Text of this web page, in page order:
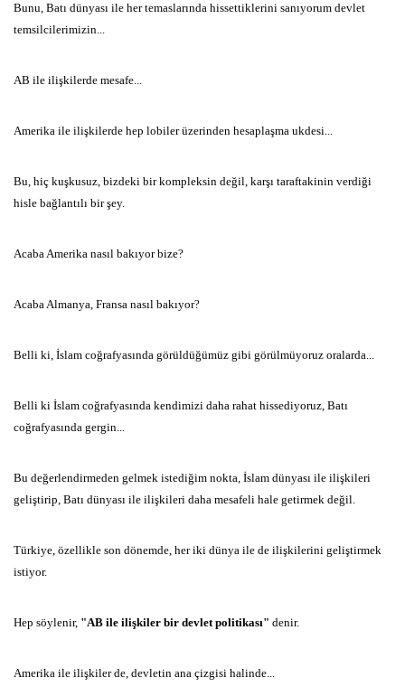
Bunu, Batı dünyası ile her temaslarında hissettiklerini sanıyorum devlet
temsilcilerimizin...
AB ile ilişkilerde mesafe...
Amerika ile ilişkilerde hep lobiler üzerinden hesaplaşma ukdesi...
Bu, hiç kuşkusuz, bizdeki bir kompleksin değil, karşı taraftakinin verdiği
hisle bağlantılı bir şey.
Acaba Amerika nasıl bakıyor bize?
Acaba Almanya, Fransa nasıl bakıyor?
Belli ki, İslam coğrafyasında görüldüğümüz gibi görülmüyoruz oralarda...
Belli ki İslam coğrafyasında kendimizi daha rahat hissediyoruz, Batı
coğrafyasında gergin...
Bu değerlendirmeden gelmek istediğim nokta, İslam dünyası ile ilişkileri
geliştirip, Batı dünyası ile ilişkileri daha mesafeli hale getirmek değil.
Türkiye, özellikle son dönemde, her iki dünya ile de ilişkilerini geliştirmek
istiyor.
Hep söylenir, "AB ile ilişkiler bir devlet politikası" denir.
Amerika ile ilişkiler de, devletin ana çizgisi halinde...